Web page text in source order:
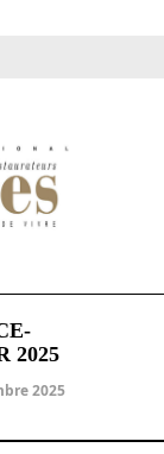
2025
2025